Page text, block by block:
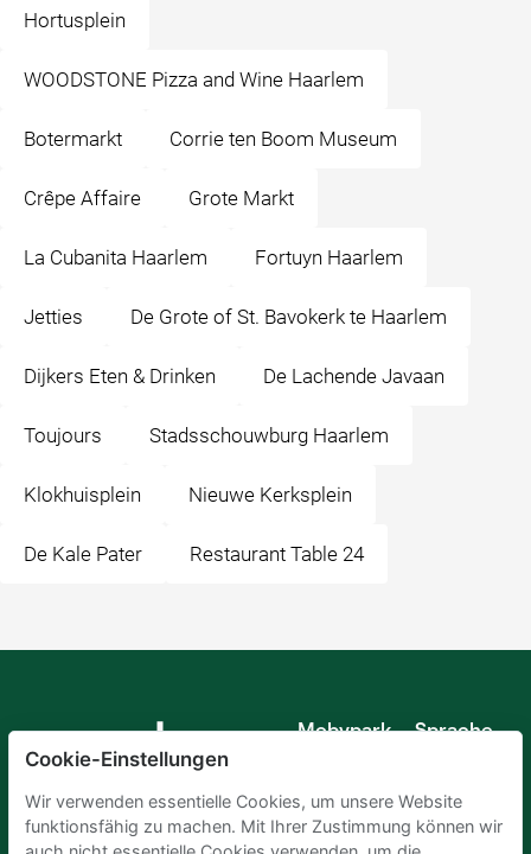
Hortusplein
WOODSTONE Pizza and Wine Haarlem
Botermarkt Corrie ten Boom Museum
Crêpe Affaire Grote Markt
La Cubanita Haarlem Fortuyn Haarlem
Jetties De Grote of St. Bavokerk te Haarlem
Dijkers Eten & Drinken De Lachende Javaan
Toujours Stadsschouwburg Haarlem
Klokhuisplein Nieuwe Kerksplein
De Kale Pater Restaurant Table 24
Mobypark
Sprache
Spanisch
Französisch
Cookie-Einstellungen
Wir verwenden essentielle Cookies, um unsere Website
funktionsfähig zu machen. Mit Ihrer Zustimmung können wir